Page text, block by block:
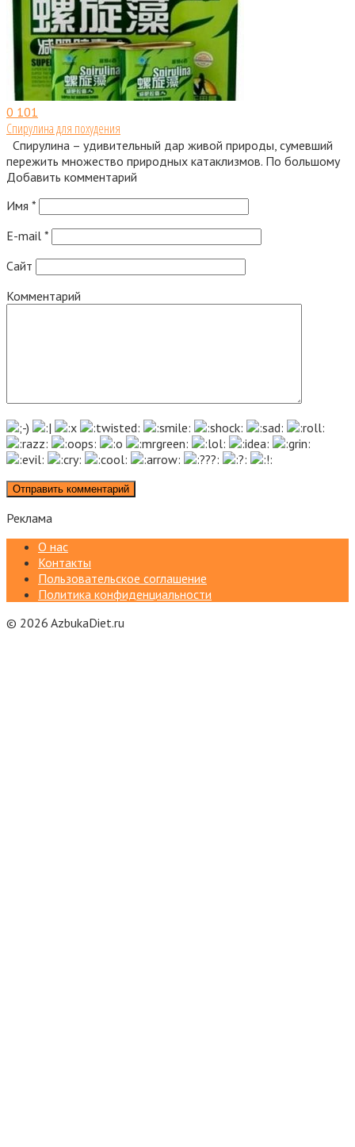
0 101
Спирулина для похудения
Спирулина – удивительный дар живой природы, сумевший
пережить множество природных катаклизмов. По большому
Добавить комментарий
Имя *
E-mail *
Сайт
Комментарий
Реклама
О нас
Контакты
Пользовательское соглашение
Политика конфиденциальности
© 2026 AzbukaDiet.ru